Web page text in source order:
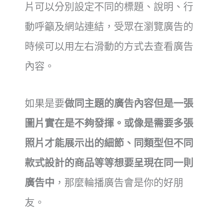
片可以分別設定不同的標題、說明、行
動呼籲及網站連結，受眾在瀏覽廣告的
時候可以用左右滑動的方式去查看廣告
內容。
如果是要做同主題的廣告內容但是一張
圖片實在是不夠發揮。或像是需要多張
照片才能展示出的細節、同類型但不同
款式設計的商品等等想要呈現在同一則
廣告中 ，那麼輪播廣告會是你的好朋
友。